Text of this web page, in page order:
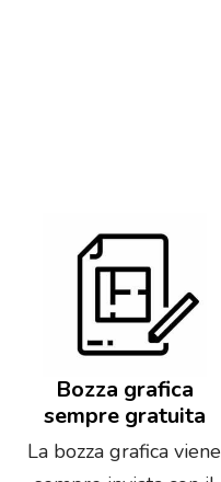
Bozza grafica
sempre gratuita
La bozza grafica viene